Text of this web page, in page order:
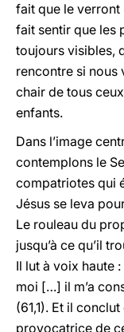
fait que le verront
fait sentir que les
toujours visibles,
rencontre si nous
chair de tous
enfants.
Dans l’image
contemplons le
compatriotes qui
Jésus se leva
Le rouleau du
jusqu’à ce qu’il
Il lut à voix haute
moi […] il m’a
(61,1). Et il
provocatrice de